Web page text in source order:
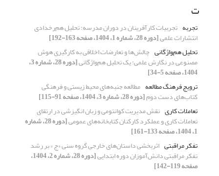
ت
تجربه تجربیات کارآفرینان در دوران مدرسه: تحلیل هم‌رخدادی
انتشارات علمی[دوره 28، شماره 1، 1404، صفحه 163-192]
تحلیل هم‌واژگانی چالش‌ها و تعارضات اخلاقی به‌ کارگیری هوش
مصنوعی در نگارش علمی: یک تحلیل هم‌واژگانی [دوره 28، شماره 3،
1404، صفحه 5-34]
ترویج فرهنگ مطالعه مطالعه جنبه‌های محیط زیستی و فرهنگی
کتاب‌های دست دوم[دوره 28، شماره 3، 1404، صفحه 91-115]
تعاملات کاری نقش مدیریت کوانتومی و زبان انگیزشی در ارتقای
تعاملات کاری و عملکرد کارکنان کتابخانه‌های عمومی [دوره 28، شماره
1، 1404، صفحه 133-161]
تفکر مراقبتی اثربخشی داستان­‌های خارجی گروه سنی «ج » بر رشد
تفکر مراقبتی دانش‌­آموزان دوره ابتدایی [دوره 28، شماره 2، 1404،
صفحه 119-142]